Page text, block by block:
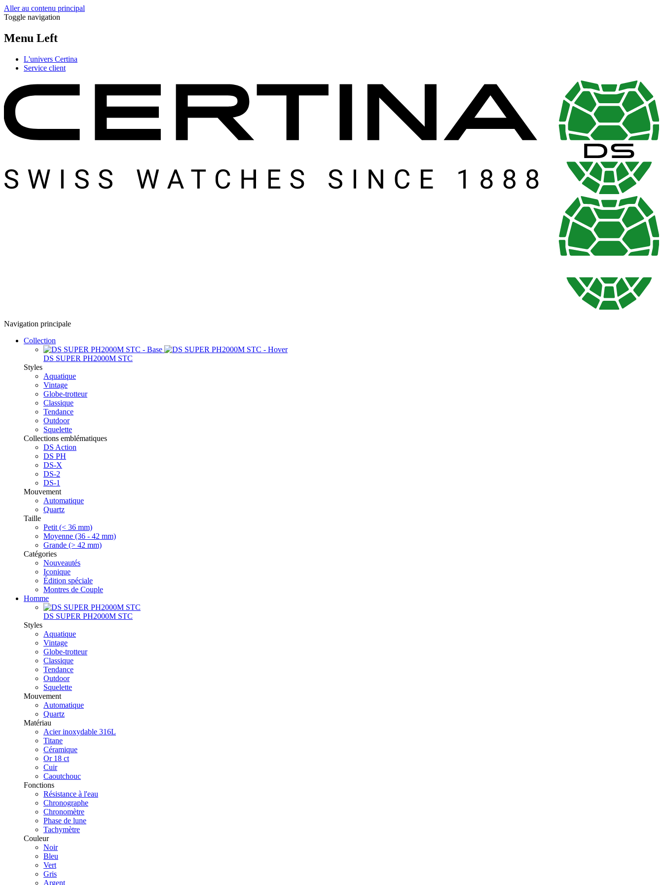
Aller au contenu principal
Toggle navigation
Menu Left
L'univers Certina
Service client
Navigation principale
Collection
DS SUPER PH2000M STC
Styles
Aquatique
Vintage
Globe-trotteur
Classique
Tendance
Outdoor
Squelette
Collections emblématiques
DS Action
DS PH
DS-X
DS-2
DS-1
Mouvement
Automatique
Quartz
Taille
Petit (< 36 mm)
Moyenne (36 - 42 mm)
Grande (> 42 mm)
Catégories
Nouveautés
Iconique
Édition spéciale
Montres de Couple
Homme
DS SUPER PH2000M STC
Styles
Aquatique
Vintage
Globe-trotteur
Classique
Tendance
Outdoor
Squelette
Mouvement
Automatique
Quartz
Matériau
Acier inoxydable 316L
Titane
Céramique
Or 18 ct
Cuir
Caoutchouc
Fonctions
Résistance à l'eau
Chronographe
Chronomètre
Phase de lune
Tachymètre
Couleur
Noir
Bleu
Vert
Gris
Argent